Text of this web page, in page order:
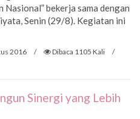
Nasional” bekerja sama dengan
Senin (29/8). Kegiatan ini
2016 / Dibaca 1105 Kali
/
Sinergi yang Lebih